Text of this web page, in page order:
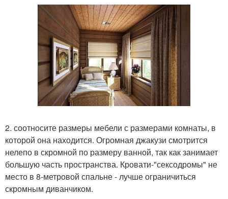
2. соотносите размеры мебели с размерами комнаты, в
которой она находится. Огромная джакузи смотрится
нелепо в скромной по размеру ванной, так как занимает
большую часть пространства. Кровати-"сексодромы" не
место в 8-метровой спальне - лучше ограничиться
скромным диванчиком.